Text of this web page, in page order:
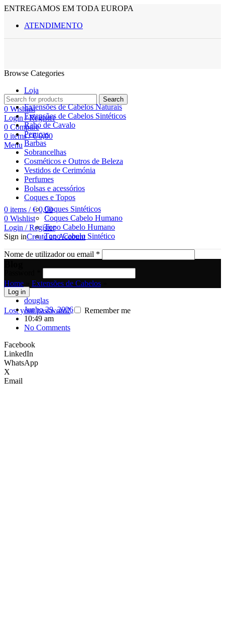
ENTREGAMOS EM TODA EUROPA
ATENDIMENTO
Search
0 Wishlist
Login / Register
0 Compare
0 items / €0,00
Menu
0 items / €0,00
0 Wishlist
Login / Register
Sign inCreate an Account
Nome de utilizador ou email *
Log in
Lost your password? Remember me
Browse Categories
Loja
Extensões de Cabelos Naturais
Extensões de Cabelos Sintéticos
Rabo de Cavalo
Perucas
Barbas
Sobrancelhas
Cosméticos e Outros de Beleza
Vestidos de Cerimónia
Perfumes
Bolsas e acessórios
Coques e Topos
Coques Sintéticos
Coques Cabelo Humano
Topo Cabelo Humano
Topo Cabelo Sintético
Home Extensões de Cabelos
douglas
Junho 29, 2026
10:49 am
No Comments
Facebook
LinkedIn
WhatsApp
X
Email